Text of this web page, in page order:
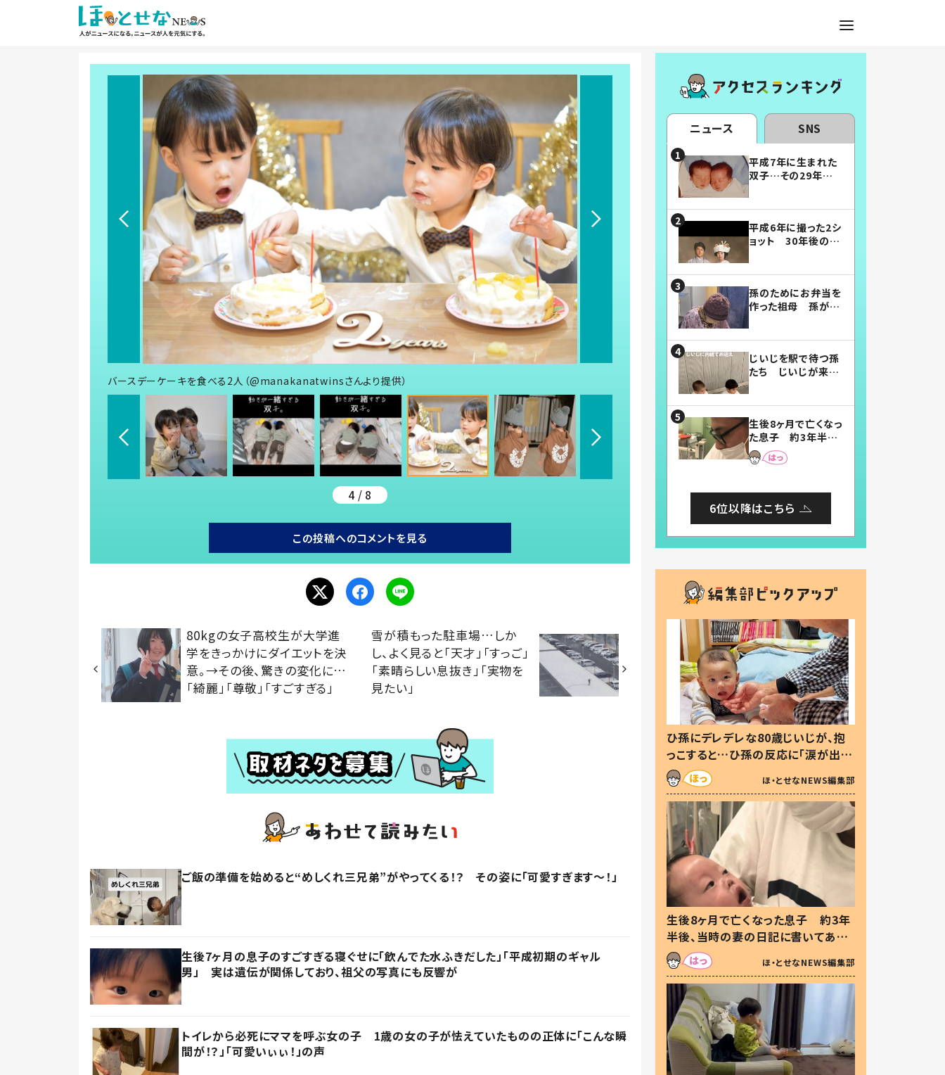
バースデーケーキを食べる2人（@manakanatwinsさんより提供）
4 / 8
この投稿へのコメントを見る
80kgの女子高校生が大学進
学をきっかけにダイエットを決
意。→その後、驚きの変化に…
「綺麗」「尊敬」「すごすぎる」
雪が積もった駐車場…しか
し、よく見ると「天才」「すっご」
「素晴らしい息抜き」「実物を
見たい」
ご飯の準備を始めると“めしくれ三兄弟”がやってくる！？ その姿に「可愛すぎます〜！」
生後7ヶ月の息子のすごすぎる寝ぐせに「飲んでた水ふきだした」「平成初期のギャル
男」 実は遺伝が関係しており、祖父の写真にも反響が
トイレから必死にママを呼ぶ女の子 1歳の女の子が怯えていたものの正体に「こんな瞬
間が！？」「可愛いぃぃ！」の声
ニュース SNS
平成7年に生まれた
双子…その29年後
平成6年に撮った2シ
ョット 30年後の姿
孫のためにお弁当を
作った祖母 孫が絶
じいじを駅で待つ孫
たち じいじが来た
まらない」「幸せにな
れる」
生後8ヶ月で亡くなっ
た息子 約3年半
後、当時の妻の日記
に書いてあった本音
6位以降はこちら
ひ孫にデレデレな80歳じいじが、抱
っこすると…ひ孫の反応に「涙が出ま
した」「可愛くて仕方ない」
ほ・とせなNEWS編集部
生後8ヶ月で亡くなった息子 約3年
半後、当時の妻の日記に書いてあっ
た本音とは
ほ・とせなNEWS編集部